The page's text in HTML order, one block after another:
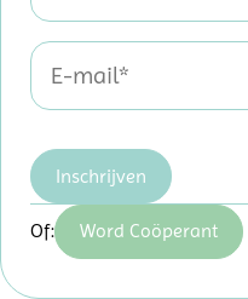
Inschrijven
Of: Word Coöperant